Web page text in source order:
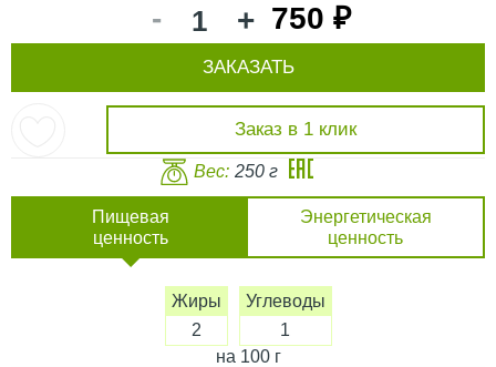
- + 750 ₽
Заказ в 1 клик
ЗАКАЗАТЬ
Вес: 250 г
Пищевая
ценность
Энергетическая
ценность
Жиры
2
Углеводы
1
на 100 г